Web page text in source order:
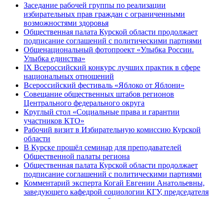
Заседание рабочей группы по реализации
избирательных прав граждан с ограниченными
возможностями здоровья
Общественная палата Курской области продолжает
подписание соглашений с политическими партиями
Общенациональный фотопроект «Улыбка России.
Улыбка единства»
IХ Всероссийский конкурс лучших практик в сфере
национальных отношений
Всероссийский фестиваль «Яблоко от Яблони»
Совещание общественных штабов регионов
Центрального федерального округа
Круглый стол «Социальные права и гарантии
участников КТО»
Рабочий визит в Избирательную комиссию Курской
области
В Курске прошёл семинар для преподавателей
Общественной палаты региона
Общественная палата Курской области продолжает
подписание соглашений с политическими партиями
Комментарий эксперта Когай Евгении Анатольевны,
заведующего кафедрой социологии КГУ, председателя